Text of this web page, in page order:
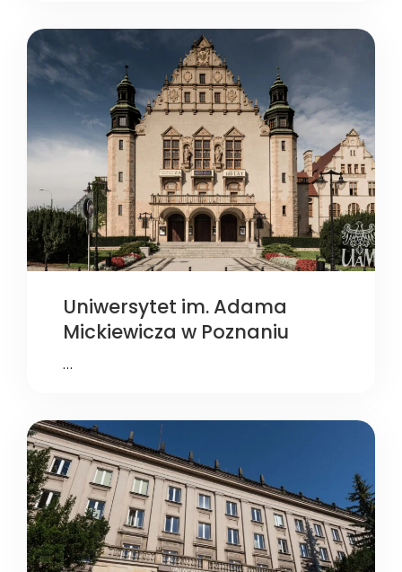
Uniwersytet im. Adama
Mickiewicza w Poznaniu
…